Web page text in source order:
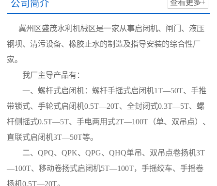
公司简介 查看更多+
冀州区盛茂水利机械区是一家从事启闭机、闸门、液压
钢坝、清污设备、橡胶止水的制造及指导安装的综合性厂
家。
我厂主导产品有：
一、螺杆式启闭机：螺杆手摇式启闭机1T—50T、手推
带锁式、手轮式启闭机0.5T—20T、全封闭式0.3T—5T、螺
杆侧摇式0.5T—5T、手电两用式2T—100T（单、双吊点）、
直联式启闭机3T—50T等。
二、QPQ、QPK、QPG、QHQ单吊、双吊点卷扬机3T
—100T、移动卷扬式启闭机5T—100T，手摇绞车、手摇卷
扬机0.5T—20T。